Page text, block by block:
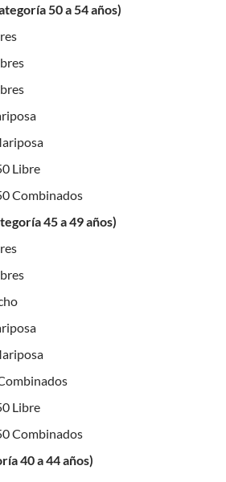
50 a 54 años)
Libre
Combinados
45 a 49 años)
Libre
Combinados
40 a 44 años)